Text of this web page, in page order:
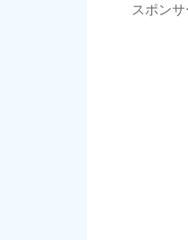
スポン